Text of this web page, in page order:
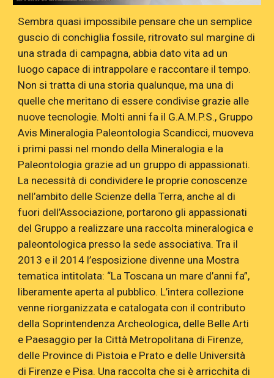
Sembra quasi impossibile pensare che un semplice
guscio di conchiglia fossile, ritrovato sul margine di
una strada di campagna, abbia dato vita ad un
luogo capace di intrappolare e raccontare il tempo.
Non si tratta di una storia qualunque, ma una di
quelle che meritano di essere condivise grazie alle
nuove tecnologie. Molti anni fa il G.A.M.P.S., Gruppo
Avis Mineralogia Paleontologia Scandicci, muoveva
i primi passi nel mondo della Mineralogia e la
Paleontologia grazie ad un gruppo di appassionati.
La necessità di condividere le proprie conoscenze
nell’ambito delle Scienze della Terra, anche al di
fuori dell’Associazione, portarono gli appassionati
del Gruppo a realizzare una raccolta mineralogica e
paleontologica presso la sede associativa. Tra il
2013 e il 2014 l’esposizione divenne una Mostra
tematica intitolata: “La Toscana un mare d’anni fa”,
liberamente aperta al pubblico. L’intera collezione
venne riorganizzata e catalogata con il contributo
della Soprintendenza Archeologica, delle Belle Arti
e Paesaggio per la Città Metropolitana di Firenze,
delle Province di Pistoia e Prato e delle Università
di Firenze e Pisa. Una raccolta che si è arricchita di